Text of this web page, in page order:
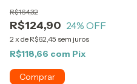
R$124,90
R$164,32
24% OFF
2 x de R$62,45 sem juros
R$118,66 com Pix